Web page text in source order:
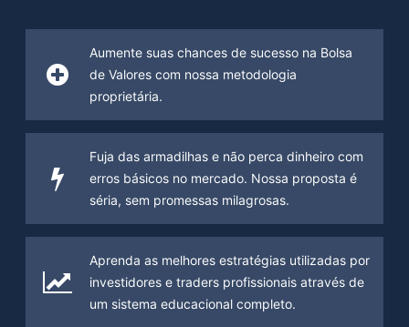
Aumente suas chances de sucesso na Bolsa
de Valores com nossa metodologia
proprietária.
Fuja das armadilhas e não perca dinheiro com
erros básicos no mercado. Nossa proposta é
séria, sem promessas milagrosas.
Aprenda as melhores estratégias utilizadas por
investidores e traders profissionais através de
um sistema educacional completo.